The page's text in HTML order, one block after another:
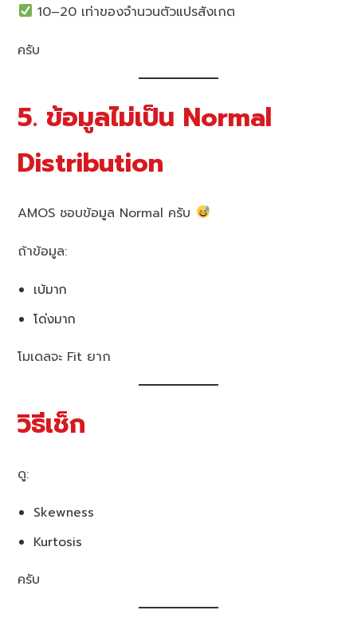
10–20 เท่าของจำนวนตัวแปรสังเกต
ครับ
5. ข้อมูลไม่เป็น Normal
Distribution
AMOS ชอบข้อมูล Normal ครับ
ถ้าข้อมูล:
เบ้มาก
โด่งมาก
โมเดลจะ Fit ยาก
วิธีเช็ก
ดู:
Skewness
Kurtosis
ครับ